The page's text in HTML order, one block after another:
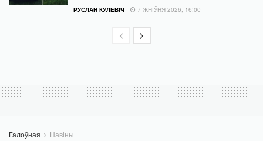
РУСЛАН КУЛЕВІЧ 7 ЖНІЎНЯ 2026, 16:00
Галоўная Навіны